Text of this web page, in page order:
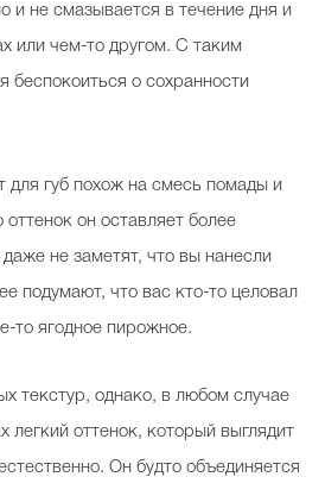
и не смазывается в течение дня и
или чем-то другом. С таким
беспокоиться о сохранности
для губ похож на смесь помады и
оттенок он оставляет более
не заметят, что вы нанесли
подумают, что вас кто-то целовал
то ягодное пирожное.
текстур, однако, в любом случае
легкий оттенок, который выглядит
Он будто объединяется